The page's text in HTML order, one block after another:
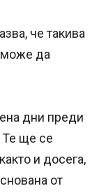
че такива
може да
дни преди
Те ще се
и досега,
от